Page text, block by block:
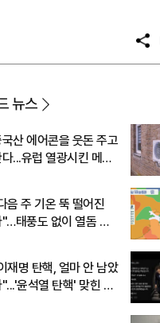
공
뉴스
산 에어콘을 웃돈 주고
...유럽 열광시킨 메이
음 주 기온 뚝 떨어진
"…태풍도 없이 열돔 박
재명 탄핵, 얼마 안 남았
"...'윤석열 탄핵' 맞힌 무